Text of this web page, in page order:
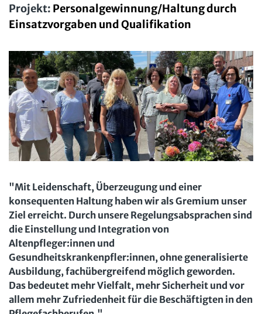
JAV
Arbeit in der SBV
MAV
Arbeit in der MAV
Bücher
Zeitschriften
Arbeitsrecht im Betrieb
Der Personalrat
Computer und Arbeit
Gute Arbeit
Betriebsrat und Mitbestimmung
Arbeitsschutz und Mitbestimmung
Schwerbehindertenrecht und Inklusion
Mitbestimmung
Fachmodule
Beschäftigtendatenschutz online
Personalratswissen online
Schwerbehindertenrecht online
Arbeitszeit online
KI-Praxis Arbeitsrecht online
JAV-Praxis online
Newsletter
Bund SHOP
Abo
mein Bund-Online
Presse Interne Meldestelle Verträge kündigen
Hilfe
Projekt: Personalgewinnung/Haltung durch
Einsatzvorgaben und Qualifikation
"Mit Leidenschaft, Überzeugung und einer
konsequenten Haltung haben wir als Gremium unser
Ziel erreicht. Durch unsere Regelungsabsprachen sind
die Einstellung und Integration von
Altenpfleger:innen und
Gesundheitskrankenpfler:innen, ohne generalisierte
Ausbildung, fachübergreifend möglich geworden.
Das bedeutet mehr Vielfalt, mehr Sicherheit und vor
allem mehr Zufriedenheit für die Beschäftigten in den